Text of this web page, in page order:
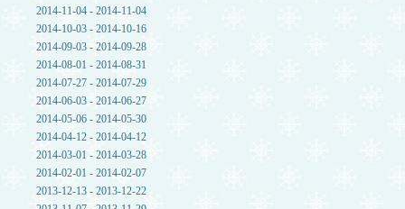
2014-11-04 - 2014-11-04
2014-10-03 - 2014-10-16
2014-09-03 - 2014-09-28
2014-08-01 - 2014-08-31
2014-07-27 - 2014-07-29
2014-06-03 - 2014-06-27
2014-05-06 - 2014-05-30
2014-04-12 - 2014-04-12
2014-03-01 - 2014-03-28
2014-02-01 - 2014-02-07
2013-12-13 - 2013-12-22